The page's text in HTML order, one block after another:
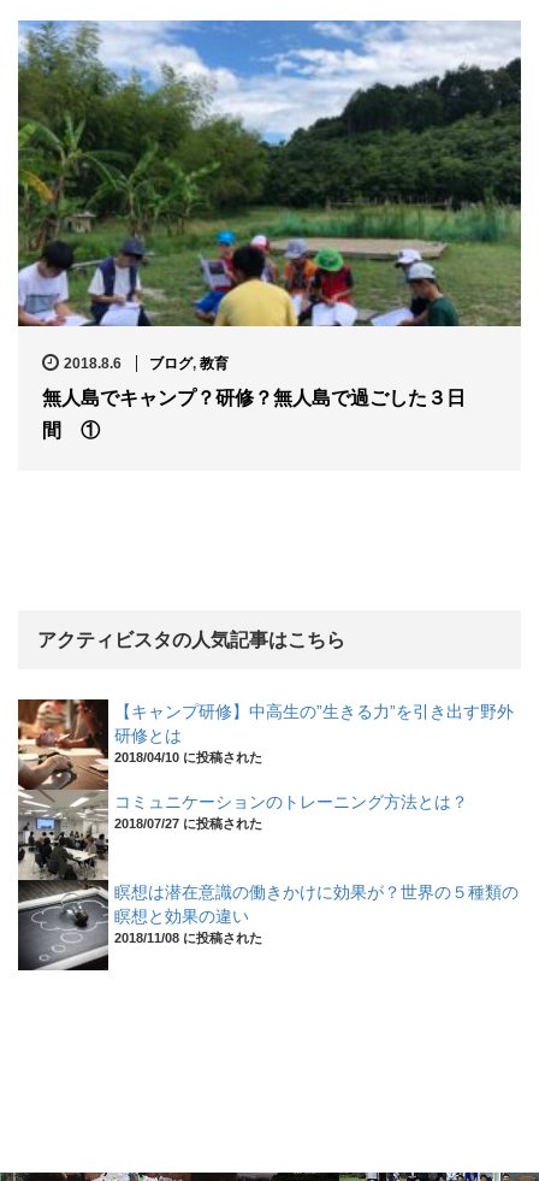
2018.8.6 ブログ, 教育
無人島でキャンプ？研修？無人島で過ごした３日
間 ①
アクティビスタの人気記事はこちら
【キャンプ研修】中高生の”生きる力”を引き出す野外
研修とは
2018/04/10 に投稿された
コミュニケーションのトレーニング方法とは？
2018/07/27 に投稿された
瞑想は潜在意識の働きかけに効果が？世界の５種類の
瞑想と効果の違い
2018/11/08 に投稿された